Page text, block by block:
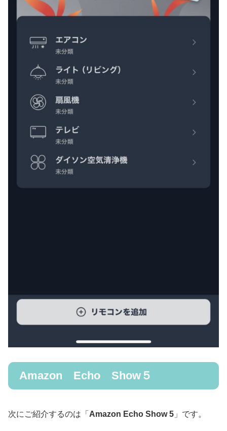
Amazon Echo Show５
次にご紹介するのは「 Amazon Echo Show 5 」です。